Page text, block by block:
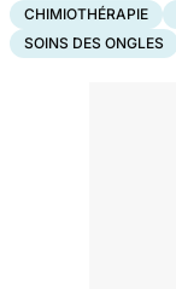
CHIMIOTHÉRAPIE
SOINS DES ONGLES